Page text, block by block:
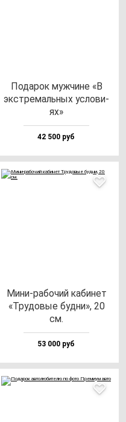
Пода­рок муж­чи­не «В
экс­тре­маль­ных ус­ло­ви­
ях»
42 500 руб
Мини-ра­бо­чий ка­би­нет
«Тру­до­вые буд­ни», 20
см.
53 000 руб